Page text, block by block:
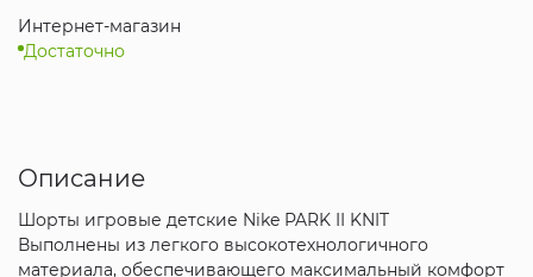
Интернет-магазин
Достаточно
Описание
Шорты игровые детские Nike PARK II KNIT
Выполнены из легкого высокотехнологичного
материала, обеспечивающего максимальный комфорт